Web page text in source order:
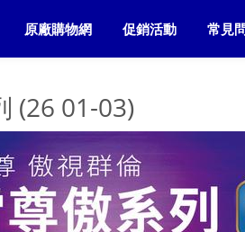
原廠購物網 促銷活動 常見
(26 01-03)